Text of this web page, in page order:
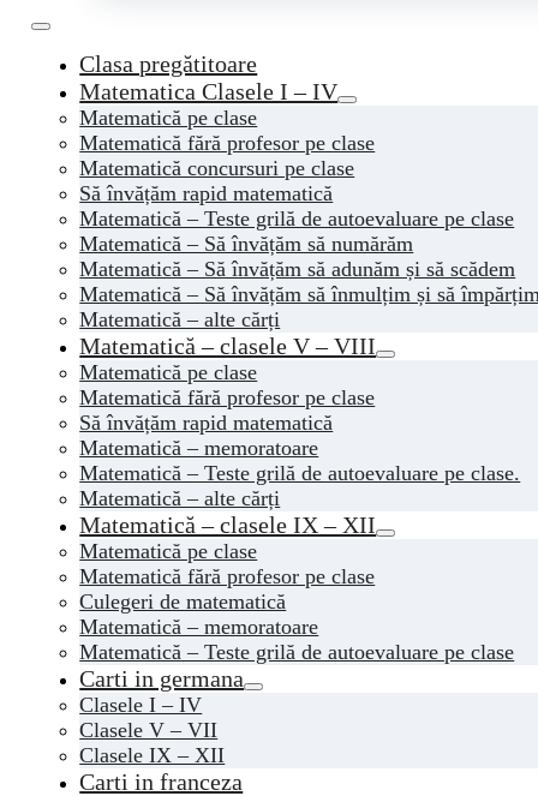
Clasa pregătitoare
Matematica Clasele I – IV
Matematică pe clase
Matematică fără profesor pe clase
Matematică concursuri pe clase
Să învățăm rapid matematică
Matematică – Teste grilă de autoevaluare pe clase
Matematică – Să învățăm să numărăm
Matematică – Să învățăm să adunăm și să scădem
Matematică – Să învățăm să înmulțim și să
Matematică – alte cărți
Matematică – clasele V – VIII
Matematică pe clase
Matematică fără profesor pe clase
Să învățăm rapid matematică
Matematică – memoratoare
Matematică – Teste grilă de autoevaluare pe clase.
Matematică – alte cărți
Matematică – clasele IX – XII
Matematică pe clase
Matematică fără profesor pe clase
Culegeri de matematică
Matematică – memoratoare
Matematică – Teste grilă de autoevaluare pe clase
Carti in germana
Clasele I – IV
Clasele V – VII
Clasele IX – XII
Carti in franceza